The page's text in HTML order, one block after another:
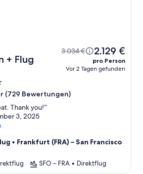
+ Flug
3.034 € 2.129 €
pro Person
Vor 2 Tagen gefunden
(729 Bewertungen)
Thank you!“
3, 2025
• Frankfurt (FRA) – San Francisco
SFO – FRA • Direktflug